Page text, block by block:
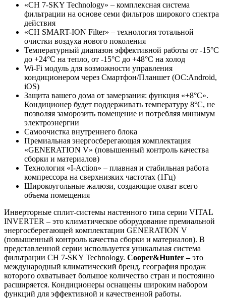
«CH 7-SKY Technology» – комплексная система
фильтрации на основе семи фильтров широкого спектра
действия
«CH SMART-ION Filter» – технология тотальной
очистки воздуха нового поколения
Температурный диапазон эффективной работы от -15°C
до +24°C на тепло, от -15°C до +48°C на холод
Wi-Fi модуль для возможности управления
кондиционером через Смартфон/Планшет (ОС:Android,
iOS)
Защита вашего дома от замерзания: функция «+8°С».
Кондиционер будет поддерживать температуру 8°С, не
позволяя заморозить помещение и потребляя минимум
электроэнергии
Самоочистка внутреннего блока
Премиальная энергосберегающая комплектация
«GENERATION V» (повышенный контроль качества
сборки и материалов)
Технология «I-Action» – плавная и стабильная работа
компрессора на сверхнизких частотах (1Гц)
Широкоугольные жалюзи, создающие охват всего
объема помещения
Инверторные сплит-системы настенного типа серии VITAL
INVERTER – это климатическое оборудование премиальной
энергосберегающей комплектации GENERATION V
(повышенный контроль качества сборки и материалов). В
представленной серии используется уникальная система
фильтрации CH 7-SKY Technology. Cooper&Hunter –это
международный климатический бренд, география продаж
которого охватывает большое количество стран и постоянно
расширяется. Кондиционеры оснащены широким набором
функций для эффективной и качественной работы.